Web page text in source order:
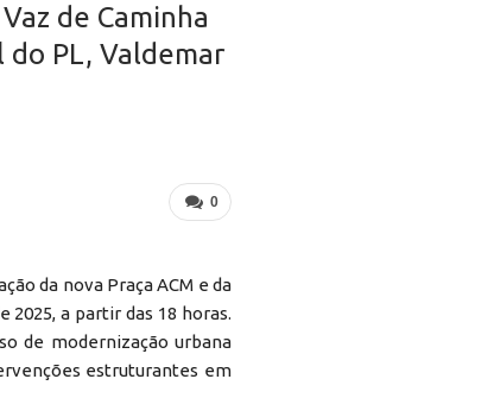
de Caminha
PL, Valdemar
0
da nova Praça ACM e da
2025, a partir das 18 horas.
de modernização urbana
estruturantes em